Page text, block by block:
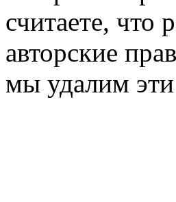
считаете,
авторские
мы удалим